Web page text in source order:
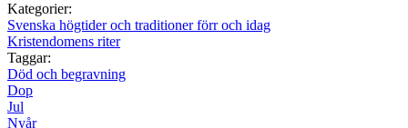
Kategorier:
Svenska högtider och traditioner förr och idag
Kristendomens riter
Taggar:
Död och begravning
Dop
Jul
Nyår